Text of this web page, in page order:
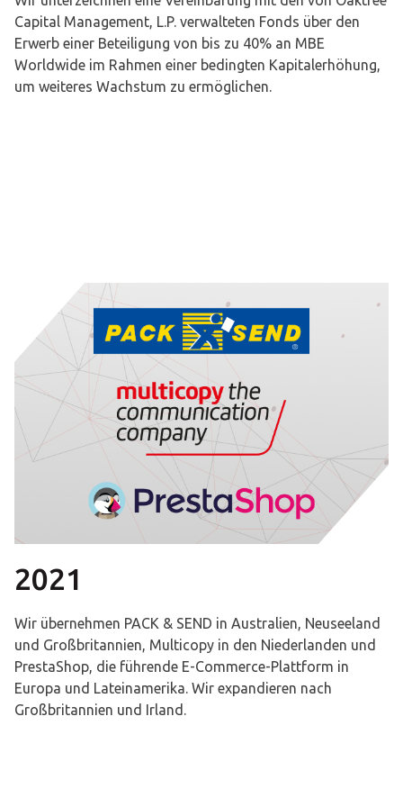
Capital Management, L.P. verwalteten Fonds über den
Erwerb einer Beteiligung von bis zu 40% an MBE
Worldwide im Rahmen einer bedingten Kapitalerhöhung,
um weiteres Wachstum zu ermöglichen.
2021
Wir übernehmen PACK & SEND in Australien, Neuseeland
und Großbritannien, Multicopy in den Niederlanden und
PrestaShop, die führende E-Commerce-Plattform in
Europa und Lateinamerika. Wir expandieren nach
Großbritannien und Irland.